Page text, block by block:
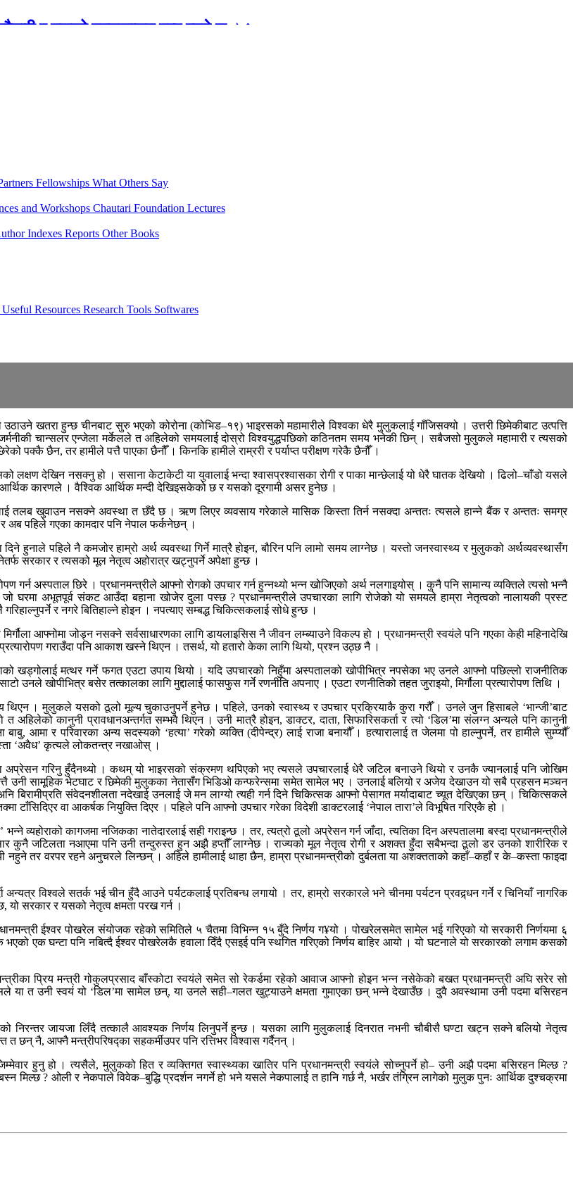
र यसको पुस्तकालय बन्द रहने छ ।
Fellowships What Others Say
and Workshops Chautari Foundation Lectures
Indexes Reports Other Books
Useful Resources Research Tools Softwares
खतरा हुन्छ चीनबाट सुरु भएको कोरोना (कोभिड–१९) भाइरसको महामारीले विश्वका धेरै मुलुकलाई गाँजिसक्यो । उत्तरी छिमेकीबाट उत्पत्ति
। जर्मनीकी चान्सलर एन्जेला मर्केलले त अहिलेको समयलाई दोस्रो विश्वयुद्धपछिको कठिनतम समय भनेकी छिन् । सबैजसो मुलुकले महामारी र त्यसको
पक्कै छैन, तर हामीले पत्तै पाएका छैनौँ । किनकि हामीले राम्ररी र पर्याप्त परीक्षण गरेकै छैनौँ ।
लक्षण देखिन नसक्नु हो । ससाना केटाकेटी या युवालाई भन्दा श्वासप्रश्वासका रोगी र पाका मान्छेलाई यो धेरै घातक देखियो । ढिलो–चाँडो यसले
आर्थिक कारणले । वैश्विक आर्थिक मन्दी देखिइसकेको छ र यसको दूरगामी असर हुनेछ ।
तलब खुवाउन नसक्ने अवस्था त छँदै छ । ऋण लिएर व्यवसाय गरेकाले मासिक किस्ता तिर्न नसक्दा अन्ततः त्यसले हान्ने बैंक र अन्ततः समग्र
अब पहिले गएका कामदार पनि नेपाल फर्कनेछन् ।
हुनाले पहिले नै कमजोर हाम्रो अर्थ व्यवस्था गिर्ने मात्रै होइन, बौरिन पनि लामो समय लाग्नेछ । यस्तो जनस्वास्थ्य र मुलुकको अर्थव्यवस्थासँग
सरकार र त्यसको मूल नेतृत्व अहोरात्र खट्नुपर्ने अपेक्षा हुन्छ ।
गर्न अस्पताल छिरे । प्रधानमन्त्रीले आफ्नो रोगको उपचार गर्न हुन्नथ्यो भन्न खोजिएको अर्थ नलगाइयोस् । कुनै पनि सामान्य व्यक्तिले त्यसो भन्नै
घरमा अभूतपूर्व संकट आउँदा बहाना खोजेर दुला पस्छ ? प्रधानमन्त्रीले उपचारका लागि रोजेको यो समयले हाम्रा नेतृत्वको नालायकी प्रस्ट
र नगरे बितिहाल्ने होइन । नपत्याए सम्बद्ध चिकित्सकलाई सोधे हुन्छ ।
आफ्नोमा जोड्न नसक्ने सर्वसाधारणका लागि डायलाइसिस नै जीवन लम्ब्याउने विकल्प हो । प्रधानमन्त्री स्वयंले पनि गएका केही महिनादेखि
गराउँदा पनि आकाश खस्ने थिएन । तसर्थ, यो हतारो केका लागि थियो, प्रश्न उठ्छ नै ।
खड्गोलाई मत्थर गर्ने फगत एउटा उपाय थियो । यदि उपचारको निहुँमा अस्पतालको खोपीभित्र नपसेका भए उनले आफ्नो पछिल्लो राजनीतिक
खोपीभित्र बसेर तत्कालका लागि मुद्दालाई फासफुस गर्ने रणनीति अपनाए । एउटा रणनीतिको तहत जुराइयो, मिर्गौला प्रत्यारोपण तिथि ।
थिएन । मुलुकले यसको ठूलो मूल्य चुकाउनुपर्ने हुनेछ । पहिले, उनको स्वास्थ्य र उपचार प्रक्रियाकै कुरा गरौँ । उनले जुन हिसाबले ‘भान्जी’बाट
त अहिलेको कानुनी प्रावधानअन्तर्गत सम्भवै थिएन । उनी मात्रै होइन, डाक्टर, दाता, सिफारिसकर्ता र त्यो ‘डिल’मा संलग्न अन्यले पनि कानुनी
बाबु, आमा र परिवारका अन्य सदस्यको ‘हत्या’ गरेको व्यक्ति (दीपेन्द्र) लाई राजा बनायौँ । हत्यारालाई त जेलमा पो हाल्नुपर्ने, तर हामीले सुम्प्यौँ
‘अवैध’ कृत्यले लोकतन्त्र नखाओस् ।
अप्रेसन गरिनु हुँदैनथ्यो । कथम् यो भाइरसको संक्रमण थपिएको भए त्यसले उपचारलाई धेरै जटिल बनाउने थियो र उनकै ज्यानलाई पनि जोखिम
उनी सामूहिक भेटघाट र छिमेकी मुलुकका नेतासँग भिडिओ कन्फरेन्समा समेत सामेल भए । उनलाई बलियो र अजेय देखाउन यो सबै प्रहसन मञ्चन
बिरामीप्रति संवेदनशीलता नदेखाई उनलाई जे मन लाग्यो त्यही गर्न दिने चिकित्सक आफ्नो पेसागत मर्यादाबाट च्यूत देखिएका छन् । चिकित्सकले
टाँसिदिएर वा आकर्षक नियुक्ति दिएर । पहिले पनि आफ्नो उपचार गरेका विदेशी डाक्टरलाई ‘नेपाल तारा’ले विभूषित गरिएकै हो ।
व्यहोराको कागजमा नजिकका नातेदारलाई सही गराइन्छ । तर, त्यत्रो ठूलो अप्रेसन गर्न जाँदा, त्यतिका दिन अस्पतालमा बस्दा प्रधानमन्त्रीले
कुनै जटिलता नआएमा पनि उनी तन्दुरुस्त हुन अझै हप्तौँ लाग्नेछ । राज्यको मूल नेतृत्व रोगी र अशक्त हुँदा सबैभन्दा ठूलो डर उनको शारीरिक र
नहुने तर वरपर रहने अनुचरले लिन्छन् । अहिले हामीलाई थाहा छैन, हाम्रा प्रधानमन्त्रीको दुर्बलता या अशक्तताको कहाँ–कहाँ र के–कस्ता फाइदा
अन्यत्र विश्वले सतर्क भई चीन हुँदै आउने पर्यटकलाई प्रतिबन्ध लगायो । तर, हाम्रो सरकारले भने चीनमा पर्यटन प्रवद्र्धन गर्ने र चिनियाँ नागरिक
यो सरकार र यसको नेतृत्व क्षमता परख गर्न ।
ईश्वर पोखरेल संयोजक रहेको समितिले ५ चैतमा विभिन्न १५ बुँदे निर्णय ग¥यो । पोखरेलसमेत सामेल भई गरिएको यो सरकारी निर्णयमा ६
एक घन्टा पनि नबित्दै ईश्वर पोखरेलकै हवाला दिँदै एसइई पनि स्थगित गरिएको निर्णय बाहिर आयो । यो घटनाले यो सरकारको लगाम कसको
प्रिय मन्त्री गोकुलप्रसाद बाँस्कोटा स्वयंले समेत सो रेकर्डमा रहेको आवाज आफ्नो होइन भन्न नसेकेको बखत प्रधानमन्त्री अघि सरेर सो
या त उनी स्वयं यो ‘डिल’मा सामेल छन्, या उनले सही–गलत खुट्याउने क्षमता गुमाएका छन् भन्ने देखाउँछ । दुवै अवस्थामा उनी पदमा बसिरहन
निरन्तर जायजा लिँदै तत्कालै आवश्यक निर्णय लिनुपर्ने हुन्छ । यसका लागि मुलुकलाई दिनरात नभनी चौबीसै घण्टा खट्न सक्ने बलियो नेतृत्व
छन् नै, आफ्नै मन्त्रीपरिषद्का सहकर्मीउपर पनि रत्तिभर विश्वास गर्दैनन् ।
हुनु हो । त्यसैले, मुलुकको हित र व्यक्तिगत स्वास्थ्यका खातिर पनि प्रधानमन्त्री स्वयंले सोच्नुपर्ने हो– उनी अझै पदमा बसिरहन मिल्छ ?
मिल्छ ? ओली र नेकपाले विवेक–बुद्धि प्रदर्शन नगर्ने हो भने यसले नेकपालाई त हानि गर्छ नै, भर्खर तंग्रिन लागेको मुलुक पुनः आर्थिक दुश्चक्रमा